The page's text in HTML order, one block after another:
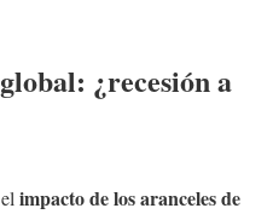
¿recesión a
impacto de los aranceles de